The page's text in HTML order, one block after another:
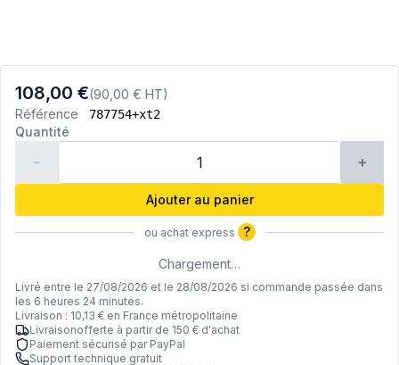
108,00 €(90,00 € HT)
Référence
787754+xt2
Quantité
- +
Ajouter au panier
ou achat express ?
Chargement…
Livré entre le 27/08/2026 et le 28/08/2026 si commande passée dans
les 6 heures 24 minutes.
Livraison : 10,13 € en France métropolitaine
Livraisonofferte à partir de 150 € d'achat
Paiement sécurisé par PayPal
Support technique gratuit